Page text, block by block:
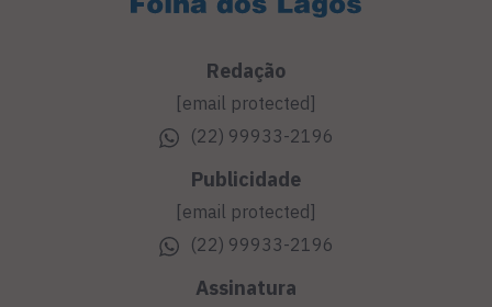
Redação
[email protected]
(22) 99933-2196
Publicidade
[email protected]
(22) 99933-2196
Assinatura